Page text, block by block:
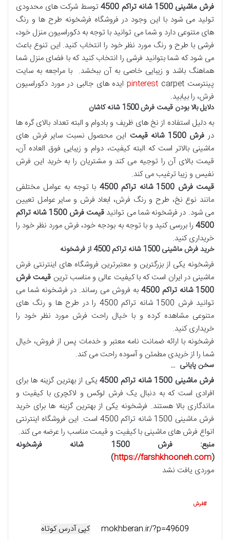
فرش ماشینی 1500 شانه تراکم 4500
توسط شرکت های محدودی
تولید می شود با این وجود در فروشگاه فرشخونه طرح ‌ها و رنگ
‌های متنوعی دارد و شما می ‌توانید با توجه به دکوراسیون منزل خود،
فرشی با طرح و رنگ مورد نظر خود را انتخاب کنید. این تنوع باعث
می ‌شود که شما بتوانید فرشی را انتخاب کنید که با فضای منزل شما
هماهنگ باشد و زیبایی خاصی به آن ببخشد. با مراجعه به سایت
پینترست
pinterestcarpet ایده های جالبی در مورد دکوراسیون
فرش، را بیابید.
دلایل بالا بودن قیمت فرش 1500 شانه کاشان
به دلیل استفاده از نخ های ظریف و بادوام و البته تعداد بالای گره ها
در فرش 1500 شانه قیمت
این محصول نسبت سایر فرش های
ماشینی بالاتر است که البته کیفیت، دوام و زیبایی فوق العاده آن،
قیمت بالای آن را توجیه می کند و مشتریان را به خرید این فرش
نفیس و زیبا ترغیب می کند.
قیمت فرش 1500 شانه تراکم 4500
با توجه به عوامل مختلفی
مانند نوع نخ، طرح و رنگ فرش، ابعاد فرش و سایر عوامل تعیین
می ‌شود. در فرشخونه شما می‌ توانید
قیمت فرش 1500 شانه تراکم
4500 را بررسی کنید و با توجه به بودجه خود، فرش مورد نظر خود را
خریداری کنید.
خرید فرش ماشینی 1500 شانه تراکم 4500 از فرشخونه
فرشخونه یکی از بزرگترین و معتبرترین فروشگاه ‌های اینترنتی فرش
ماشینی در ایران است که با کیفیت عالی و مناسب ترین قیمت فرش
1500 شانه تراکم 4500
به فروش می‌ رساند. در فرشخونه شما می
‌توانید فرش 1500 شانه تراکم 4500 را در طرح‌ ها و رنگ ‌های
متنوعی مشاهده کرده و با خیال راحت فرش مورد نظر خود را
خریداری کنید.
فرشخونه با ارائه ضمانت ‌نامه معتبر و خدمات پس از فروش، خیال
شما را از خریدی مطمئن و آسوده راحت می ‌کند.
سخن پایانی …
فرش ماشینی 1500 شانه تراکم 4500
یکی از بهترین گزینه ها برای
افرادی است که به دنبال یک فرش لوکس و لاکچری با کیفیت و
ماندگاری بالا هستند. فرشخونه یکی از بهترین گزینه ها برای خرید
فرش ماشینی 1500 شانه تراکم 4500 است. این فروشگاه اینترنتی
انواع فرش های ماشینی با کیفیت و قیمت مناسب را عرضه می کند.
منبع: فرش 1500 شانه فرشخونه
(
https://farshkhooneh.com
)
موردی یافت نشد
فرش
کپی آدرس کوتاه